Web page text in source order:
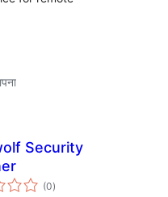
Security
(0एकूण
मूल्यांकन
)